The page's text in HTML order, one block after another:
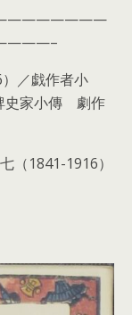
／戯作者小
家小傳 劇作
（1841-1916）